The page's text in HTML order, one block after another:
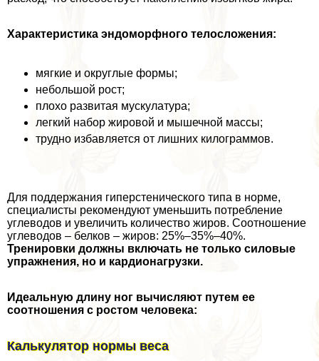
Хаpaктеристика эндоморфного телосложения:
мягкие и округлые формы;
небольшой рост;
плохо развитая мускулатура;
легкий набор жировой и мышечной массы;
трудно избавляется от лишних килограммов.
Для поддержания гиперстенического типа в норме,
специалисты рекомендуют уменьшить потрeбление
углеводов и увеличить количество жиров. Соотношение
углеводов – белков – жиров: 25%–35%–40%.
Тренировки должны включать не только силовые
упражнения, но и кардионагрузки.
Идеальную длину ног вычисляют путем ее
соотношения с ростом человека:
Калькулятор нормы веса